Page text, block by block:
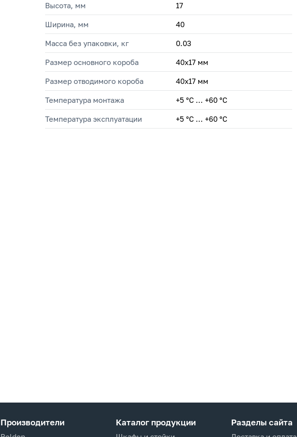
Высота, мм 17
Ширина, мм 40
Масса без упаковки, кг 0.03
Размер основного короба 40х17 мм
Размер отводимого короба 40х17 мм
Температура монтажа +5 °С ... +60 °С
Температура эксплуатации +5 °C ... +60 °C
Производители Каталог продукции Разделы сайта